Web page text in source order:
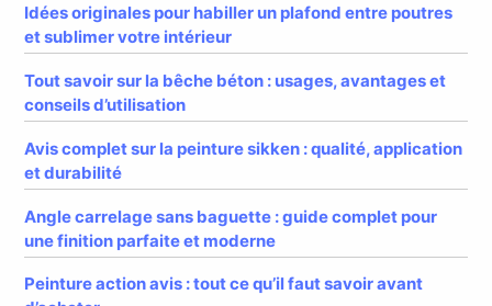
Idées originales pour habiller un plafond entre poutres
et sublimer votre intérieur
Tout savoir sur la bêche béton : usages, avantages et
conseils d’utilisation
Avis complet sur la peinture sikken : qualité, application
et durabilité
Angle carrelage sans baguette : guide complet pour
une finition parfaite et moderne
Peinture action avis : tout ce qu’il faut savoir avant